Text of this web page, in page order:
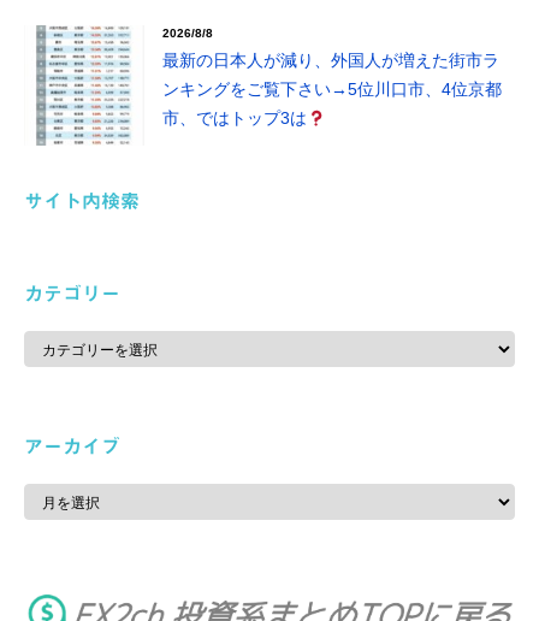
2026/8/8
最新の日本人が減り、外国人が増えた街市ラ
ンキングをご覧下さい→5位川口市、4位京都
市、ではトップ3は
サイト内検索
カテゴリー
カ
ゴ
アーカイブ
ア
カ